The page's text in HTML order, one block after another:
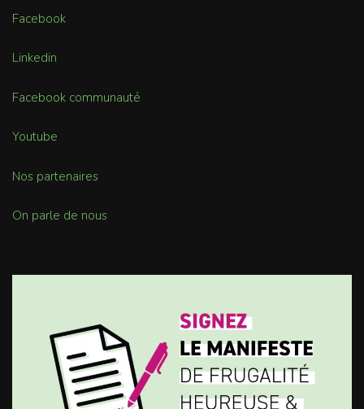
Facebook
Linkedin
Facebook communauté
Youtube
Nos partenaires
On parle de nous